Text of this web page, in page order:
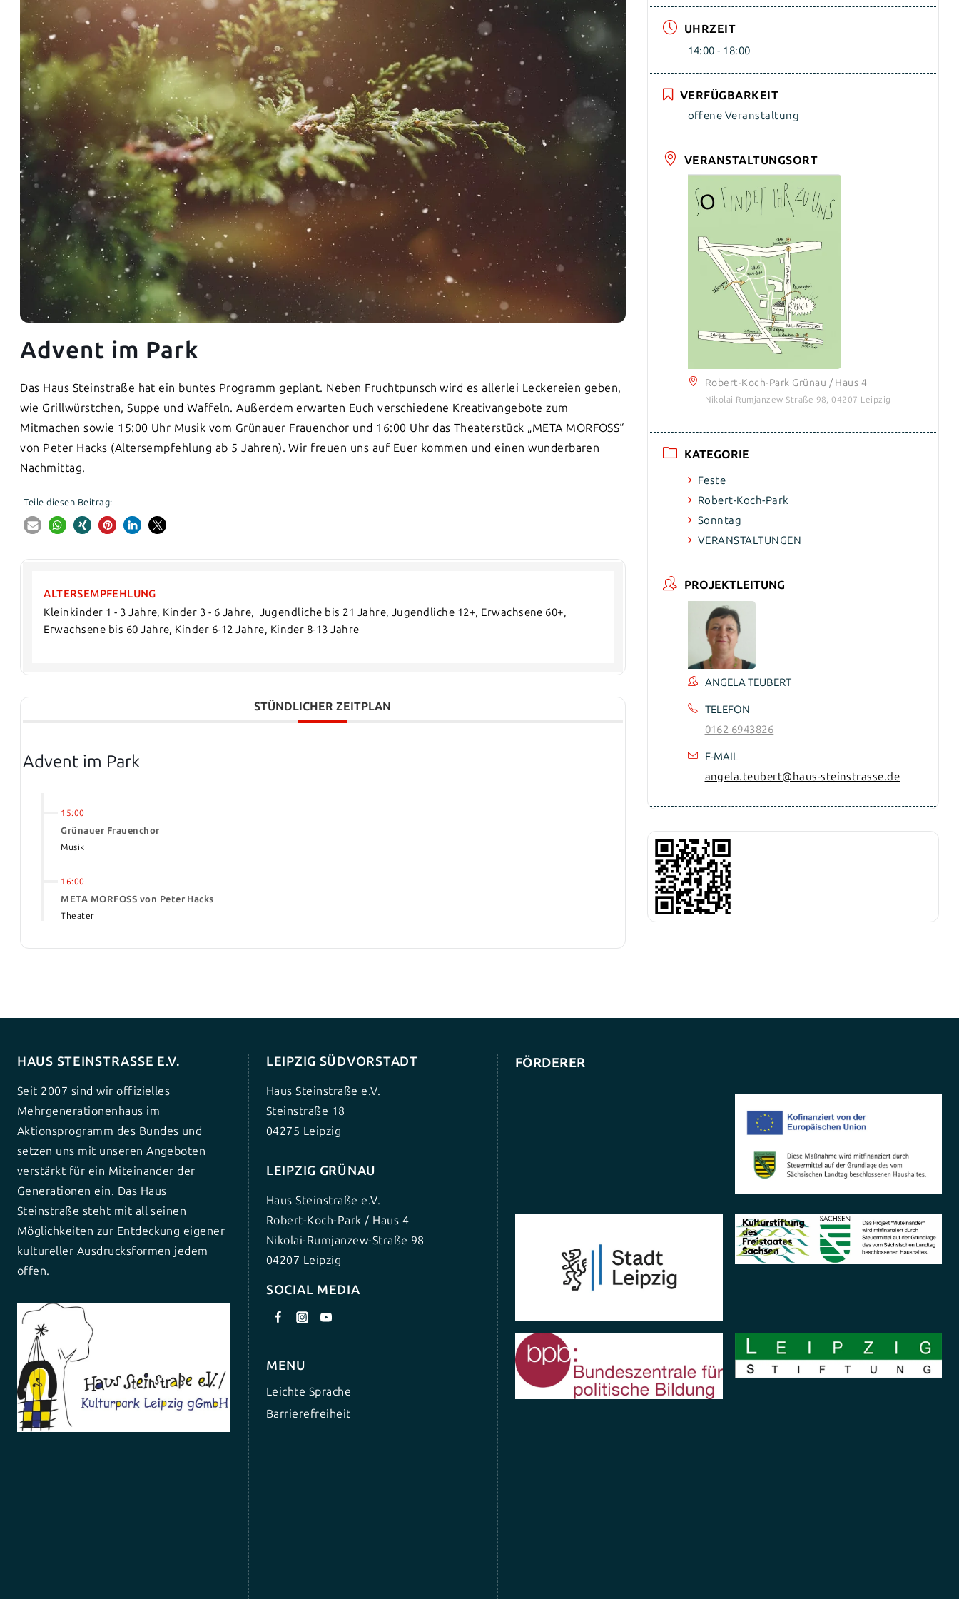
Advent im Park
Das Haus Steinstraße hat ein buntes Programm geplant. Neben Fruchtpunsch wird es allerlei Leckereien geben,
wie Grillwürstchen, Suppe und Waffeln. Außerdem erwarten Euch verschiedene Kreativangebote zum
Mitmachen sowie 15:00 Uhr Musik vom Grünauer Frauenchor und 16:00 Uhr das Theaterstück „META MORFOSS“
von Peter Hacks (Altersempfehlung ab 5 Jahren). Wir freuen uns auf Euer kommen und einen wunderbaren
Nachmittag.
Teile diesen Beitrag:
ALTERSEMPFEHLUNG
Kleinkinder 1 - 3 Jahre, Kinder 3 - 6 Jahre,  Jugendliche bis 21 Jahre, Jugendliche 12+, Erwachsene 60+,
Erwachsene bis 60 Jahre, Kinder 6-12 Jahre, Kinder 8-13 Jahre
STÜNDLICHER ZEITPLAN
Advent im Park
15:00
Grünauer Frauenchor
Musik
16:00
META MORFOSS von Peter Hacks
Theater
UHRZEIT
14:00 - 18:00
VERFÜGBARKEIT
offene Veranstaltung
VERANSTALTUNGSORT
Robert-Koch-Park Grünau / Haus 4
Nikolai-Rumjanzew Straße 98, 04207 Leipzig
KATEGORIE
Feste
Robert-Koch-Park
Sonntag
VERANSTALTUNGEN
PROJEKTLEITUNG
ANGELA TEUBERT
TELEFON
0162 6943826
E-MAIL
angela.teubert@haus-steinstrasse.de
HAUS STEINSTRASSE E.V.
Seit 2007 sind wir offizielles
Mehrgenerationenhaus im
Aktionsprogramm des Bundes und
setzen uns mit unseren Angeboten
verstärkt für ein Miteinander der
Generationen ein. Das Haus
Steinstraße steht mit all seinen
Möglichkeiten zur Entdeckung eigener
kultureller Ausdrucksformen jedem
offen.
LEIPZIG SÜDVORSTADT
Haus Steinstraße e.V.
Steinstraße 18
04275 Leipzig
LEIPZIG GRÜNAU
Haus Steinstraße e.V.
Robert-Koch-Park / Haus 4
Nikolai-Rumjanzew-Straße 98
04207 Leipzig
SOCIAL MEDIA
MENU
Leichte Sprache
Barrierefreiheit
FÖRDERER